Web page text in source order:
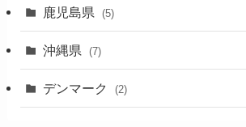
鹿児島県 (5)
沖縄県 (7)
デンマーク (2)